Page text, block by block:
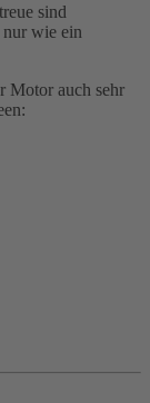
sind
nur wie ein
Motor auch sehr